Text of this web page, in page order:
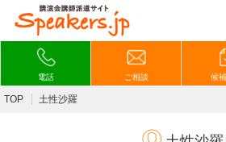
電話 ご相談 候
TOP 土性沙羅